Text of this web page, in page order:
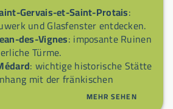
Gervais-et-Saint-Protais:
und Glasfenster entdecken.
des-Vignes: imposante Ruinen
Türme.
: wichtige historische Stätte
mit der fränkischen
MEHR SEHEN